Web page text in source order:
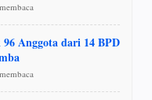
Anggota dari 14 BPD